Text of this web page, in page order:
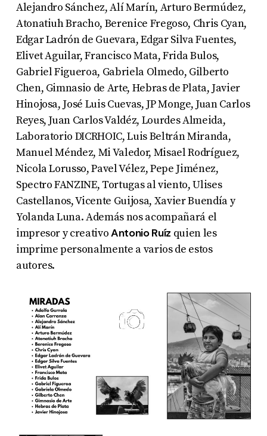
Alejandro Sánchez, Alí Marín, Arturo Bermúdez,
Atonatiuh Bracho, Berenice Fregoso, Chris Cyan,
Edgar Ladrón de Guevara, Edgar Silva Fuentes,
Elivet Aguilar, Francisco Mata, Frida Bulos,
Gabriel Figueroa, Gabriela Olmedo, Gilberto
Chen, Gimnasio de Arte, Hebras de Plata, Javier
Hinojosa, José Luis Cuevas, JP Monge, Juan Carlos
Reyes, Juan Carlos Valdéz, Lourdes Almeida,
Laboratorio DICRHOIC, Luis Beltrán Miranda,
Manuel Méndez, Mi Valedor, Misael Rodríguez,
Nicola Lorusso, Pavel Vélez, Pepe Jiménez,
Spectro FANZINE, Tortugas al viento, Ulises
Castellanos, Vicente Guijosa, Xavier Buendía y
Yolanda Luna. Además nos acompañará el
impresor y creativoAntonio Ruíz quien les
imprime personalmente a varios de estos
autores.